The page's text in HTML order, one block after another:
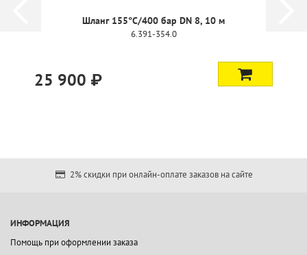
Шланг 155°C/400 бар DN 8, 10 м
6.391-354.0
25 900 ₽
2% скидки при онлайн-оплате заказов на сайте
ИНФОРМАЦИЯ
Помощь при оформлении заказа